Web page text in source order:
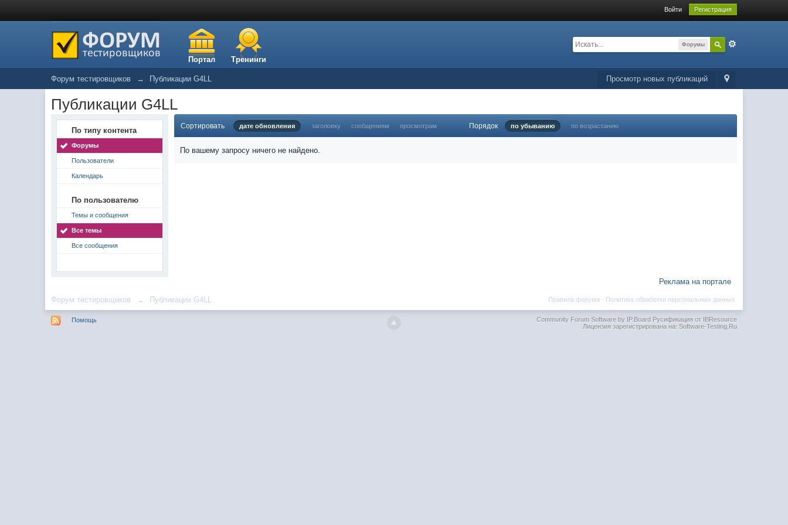
Войти Регистрация
Портал Тренинги
Форумы
Просмотр новых публикаций
Форум тестировщиков → Публикации G4LL
Публикации G4LL
По типу контента
Форумы
Пользователи
Календарь
По пользователю
Темы и сообщения
Все темы
Все сообщения
Сортировать дате обновления заголовку сообщениям просмотрам Порядок по убыванию по возрастанию
По вашему запросу ничего не найдено.
Реклама на портале
Форум тестировщиков → Публикации G4LL Политика обработки персональных данных
Правила форума ·
Помощь Community Forum Software by IP.BoardРусификация от IBResource
Лицензия зарегистрирована на: Software-Testing.Ru